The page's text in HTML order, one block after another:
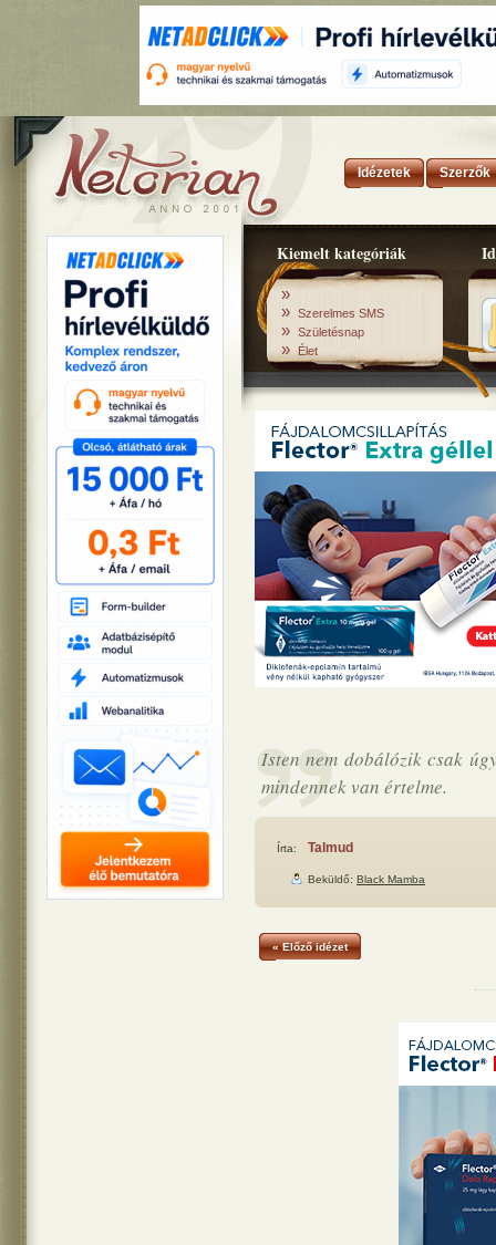
Idézetek Szerzők
Kiemelt kategóriák
»
» Szerelmes SMS
» Születésnap
» Élet
Isten nem dobálózik csak
mindennek van értelme.
Írta: Talmud
Beküldő: Black Mamba
« Előző idézet